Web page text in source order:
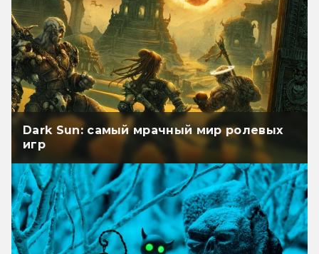
Dark Sun: самый мрачный мир ролевых
игр